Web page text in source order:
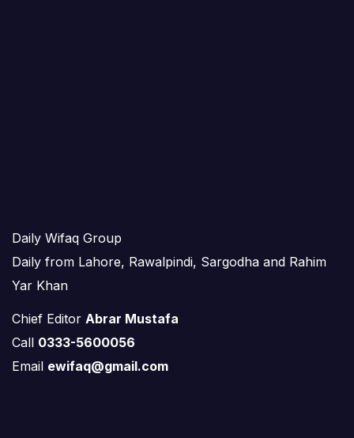
Daily Wifaq Group
Daily from Lahore, Rawalpindi, Sargodha and Rahim
Yar Khan
Chief Editor Abrar Mustafa
Call 0333-5600056
Email ewifaq@gmail.com